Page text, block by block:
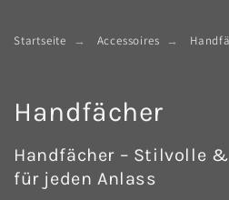
Startseite Accessoires
K
a
t
Handfächer
Handfächer – Stilvolle
für jeden Anlass